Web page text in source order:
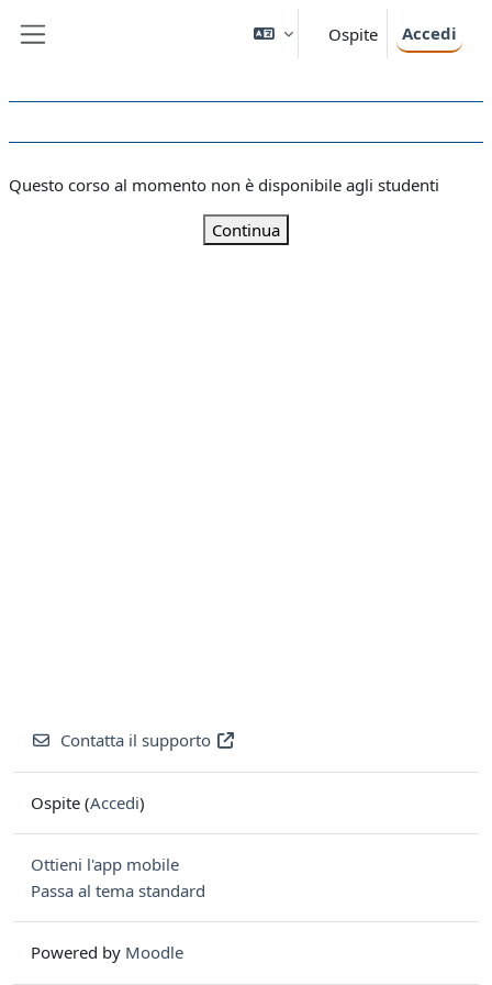
Ospite Accedi
Questo corso al momento non è disponibile agli studenti
Continua
Contatta il supporto
Ospite (Accedi)
Ottieni l'app mobile
Passa al tema standard
Powered by Moodle